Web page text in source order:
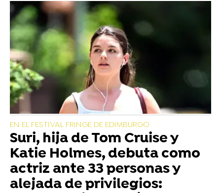
EN EL FESTIVAL FRINGE DE EDIMBURGO
Suri, hija de Tom Cruise y
Katie Holmes, debuta como
actriz ante 33 personas y
alejada de privilegios: